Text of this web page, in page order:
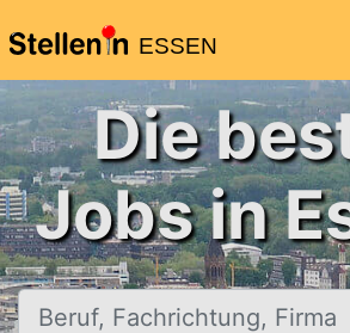
ESSEN
Die
Jobs in
Beruf, Fachrichtung, Firma